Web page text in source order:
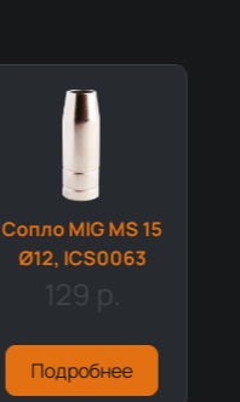
Сопло MIG MS 15
Ø12, ICS0063
129 р.
Подробнее